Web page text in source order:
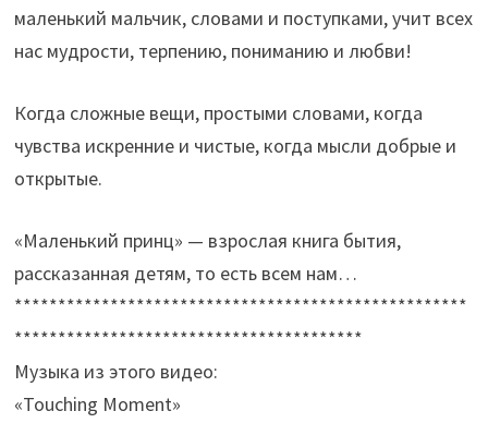
маленький мальчик, словами и поступками, учит всех
нас мудрости, терпению, пониманию и любви!
Когда сложные вещи, простыми словами, когда
чувства искренние и чистые, когда мысли добрые и
открытые.
«Маленький принц» — взрослая книга бытия,
рассказанная детям, то есть всем нам…
****************************************************
****************************************
Музыка из этого видео:
«Touching Moment»